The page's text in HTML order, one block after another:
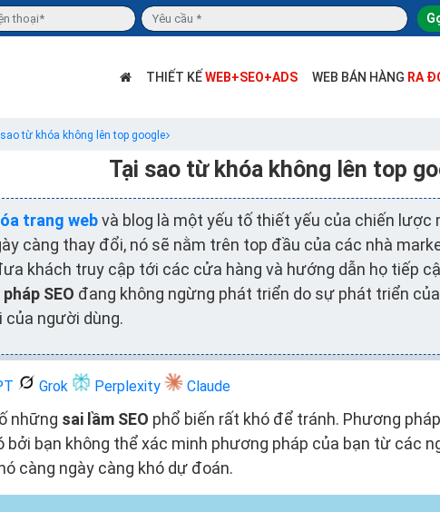
THIẾT KẾWEB+SEO+ADS WEB BÁN HÀNG RA
từ khóa không lên top google
Tại sao từ khóa không lên top
trang webvà blog là một yếu tố thiết yếu của chiến lược
càng thay đổi, nó sẽ nằm trên top đầu của các nhà
khách truy cập tới các cửa hàng và hướng dẫn họ tiếp
SEO đang không ngừng phát triển do sự phát triển
của người dùng.
Grok Perplexity Claude
những sai lầm SEO phổ biến rất khó để tránh. Phương
bởi bạn không thể xác minh phương pháp của bạn từ các
càng ngày càng khó dự đoán.